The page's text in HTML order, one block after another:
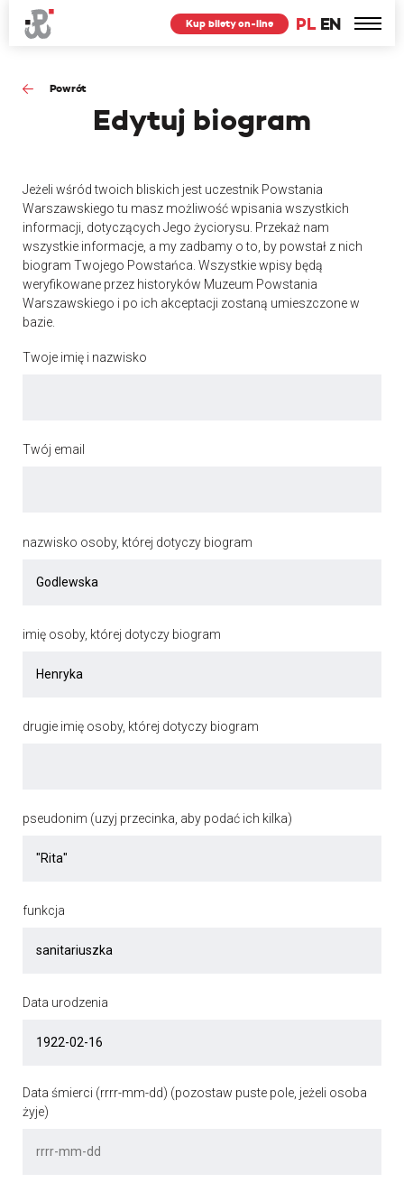
PL EN
Kup bilety on-line
Powrót
Edytuj biogram
Jeżeli wśród twoich bliskich jest uczestnik Powstania
Warszawskiego tu masz możliwość wpisania wszystkich
informacji, dotyczących Jego życiorysu. Przekaż nam
wszystkie informacje, a my zadbamy o to, by powstał z nich
biogram Twojego Powstańca. Wszystkie wpisy będą
weryfikowane przez historyków Muzeum Powstania
Warszawskiego i po ich akceptacji zostaną umieszczone w
bazie.
Twoje imię i nazwisko
Twój email
nazwisko osoby, której dotyczy biogram
imię osoby, której dotyczy biogram
drugie imię osoby, której dotyczy biogram
pseudonim (uzyj przecinka, aby podać ich kilka)
funkcja
Data urodzenia
Data śmierci (rrrr-mm-dd) (pozostaw puste pole, jeżeli osoba
żyje)